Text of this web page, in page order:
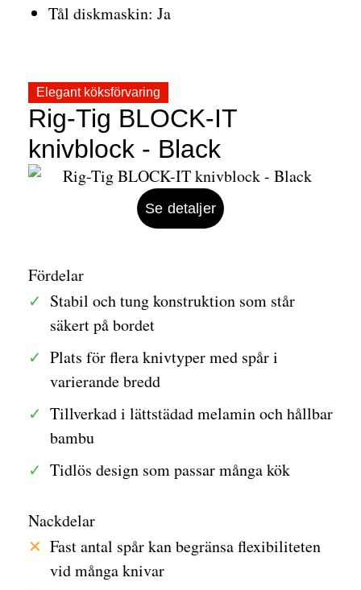
Tål diskmaskin: Ja
Elegant köksförvaring
Rig-Tig BLOCK-IT
knivblock - Black
Fördelar
Stabil och tung konstruktion som står
säkert på bordet
Plats för flera knivtyper med spår i
varierande bredd
Tillverkad i lättstädad melamin och hållbar
bambu
Tidlös design som passar många kök
Nackdelar
Fast antal spår kan begränsa flexibiliteten
vid många knivar
Se detaljer